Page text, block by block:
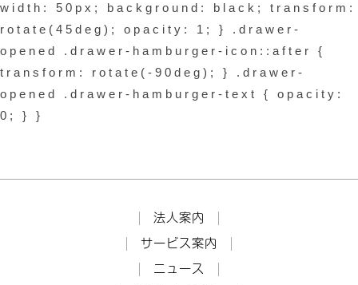
width: 50px; background: black; transform:
rotate(45deg); opacity: 1; } .drawer-
opened .drawer-hamburger-icon::after {
transform: rotate(-90deg); } .drawer-
opened .drawer-hamburger-text { opacity:
0; } }
法人案内
サービス案内
ニュース